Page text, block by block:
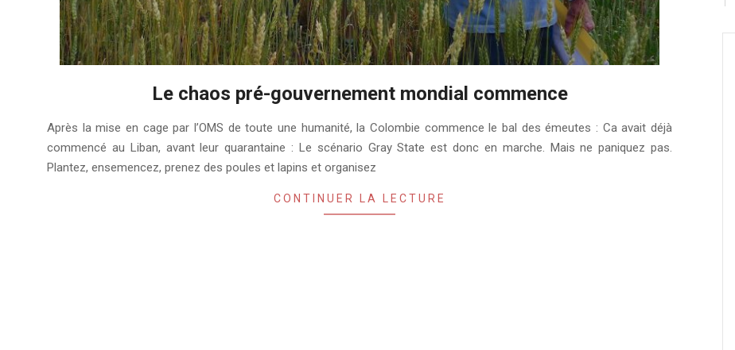
Le chaos pré-gouvernement mondial commence
03-
26
Après la mise en cage par l’OMS de toute une humanité, la Colombie commence le bal des émeutes : Ca avait déjà
commencé au Liban, avant leur quarantaine : Le scénario Gray State est donc en marche. Mais ne paniquez pas.
Plantez, ensemencez, prenez des poules et lapins et organisez
CONTINUER LA LECTURE